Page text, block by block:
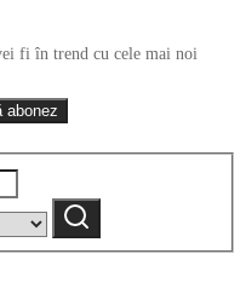
fi în trend cu cele mai noi
category:
Caută